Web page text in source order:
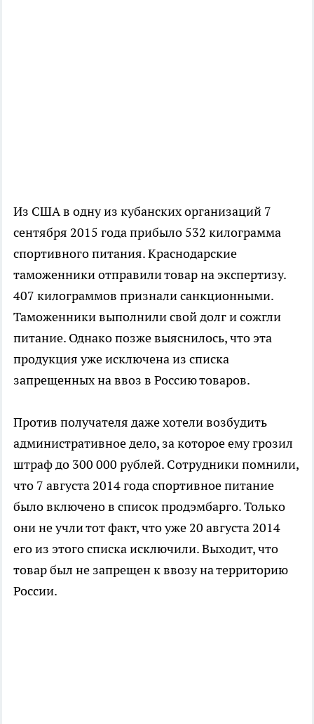
Из США в одну из кубанских организаций 7
сентября 2015 года прибыло 532 килограмма
спортивного питания. Краснодарские
таможенники отправили товар на экспертизу.
407 килограммов признали санкционными.
Таможенники выполнили свой долг и сожгли
питание. Однако позже выяснилось, что эта
продукция уже исключена из списка
запрещенных на ввоз в Россию товаров.
Против получателя даже хотели возбудить
административное дело, за которое ему грозил
штраф до 300 000 рублей. Сотрудники помнили,
что 7 августа 2014 года спортивное питание
было включено в список продэмбарго. Только
они не учли тот факт, что уже 20 августа 2014
его из этого списка исключили. Выходит, что
товар был не запрещен к ввозу на территорию
России.